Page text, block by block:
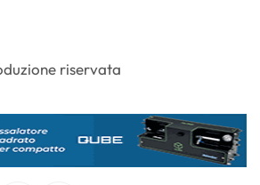
riservata